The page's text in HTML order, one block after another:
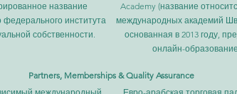
название
федерального института
собственности.
Academy (название
международных академий
основанная в 2013 году,
онлайн-
Partners, Memberships & Quality Assurance